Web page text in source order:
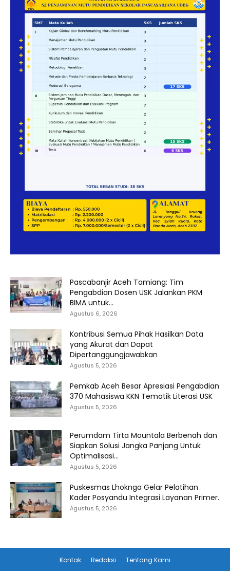
Pascabanjir Aceh Tamiang: Tim
Pengabdian Dosen USK Jalankan PKM
BIMA untuk...
Agustus 6, 2026
Kontribusi Semua Pihak Hasilkan Data
yang Akurat dan Dapat
Dipertanggungjawabkan
Agustus 5, 2026
Pemkab Aceh Besar Apresiasi Pengabdian
370 Mahasiswa KKN Tematik Literasi USK
Agustus 5, 2026
Perumdam Tirta Mountala Berbenah dan
Siapkan Solusi Jangka Panjang Untuk
Optimalisasi...
Agustus 5, 2026
Puskesmas Lhoknga Gelar Pelatihan
Kader Posyandu Integrasi Layanan Primer.
Agustus 5, 2026
Kontak Redaksi Tentang Kami